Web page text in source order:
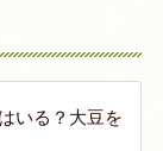
いる？大豆を